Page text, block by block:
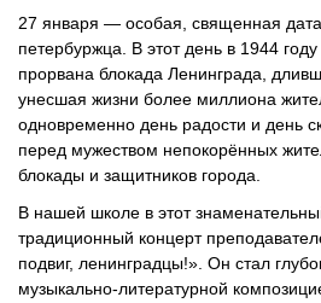
27 января — особая, священная
петербуржца. В этот день в 1944
прорвана блокада Ленинграда,
унесшая жизни более миллиона
одновременно день радости и день
перед мужеством непокорённых
блокады и защитников города.
В нашей школе в этот
традиционный концерт
подвиг, ленинградцы!». Он стал
музыкально-литературной